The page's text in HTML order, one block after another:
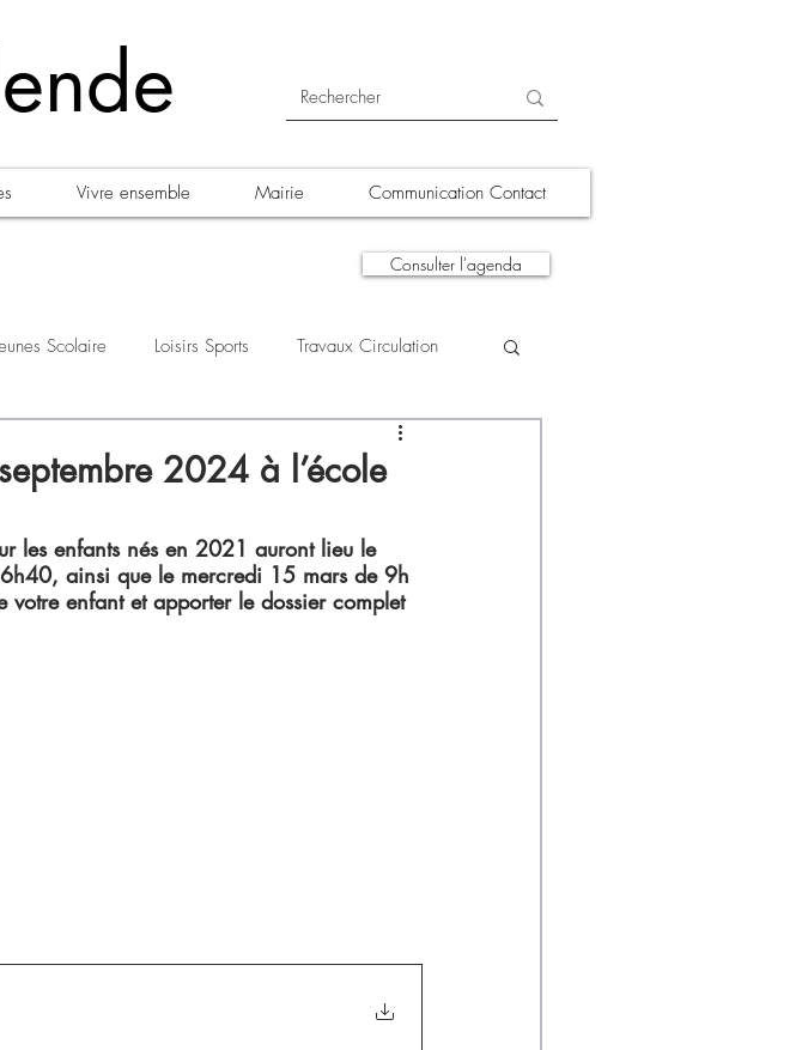
Vivre ensemble Mairie Communication Contact
Consulter l'agenda
Scolaire Loisirs Sports Travaux Circulation
A la une
2024 à l’école
les enfants nés en 2021 auront lieu le
ainsi que le mercredi 15 mars de 9h
enfant et apporter le dossier complet